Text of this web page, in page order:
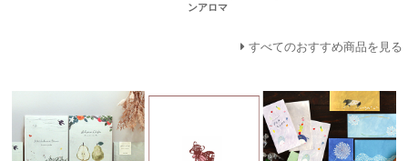
ンアロマ
すべてのおすすめ商品を見る